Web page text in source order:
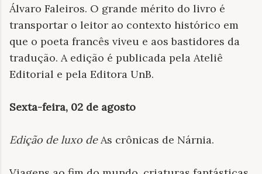
Álvaro Faleiros. O grande mérito do livro é
transportar o leitor ao contexto histórico em
que o poeta francês viveu e aos bastidores da
tradução. A edição é publicada pela Ateliê
Editorial e pela Editora UnB.
Sexta-feira, 02 de agosto
Edição de luxo deAs crônicas de Nárnia.